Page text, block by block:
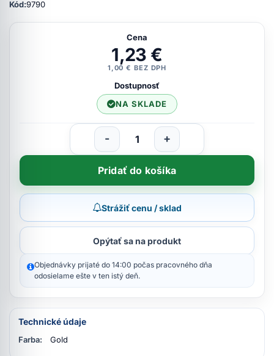
Kód:9790
Cena
1,23 €
1,00 € BEZ DPH
Dostupnosť
NA SKLADE
- +
Pridať do košíka
Strážiť cenu / sklad
Opýtať sa na produkt
Objednávky prijaté do 14:00 počas pracovného dňa
odosielame ešte v ten istý deň.
Technické údaje
Farba: Gold